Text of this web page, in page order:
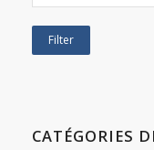
Filter
CATÉGORIES